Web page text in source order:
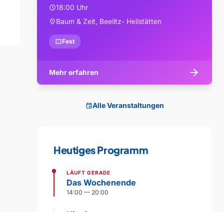
schedule18:00 Uhr
location_onBaum & Zeit, Beelitz- Heilstätten
confirmation_numberFest
Mehr erfahren arrow_forward
eventAlle Veranstaltungen
Heutiges Programm
LÄUFT GERADE
Das Wochenende
14:00 — 20:00